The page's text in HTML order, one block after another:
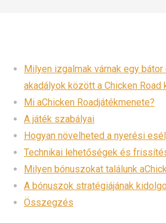
Milyen izgalmak várnak egy
akadályok között a Chicken Road
Mi aChicken Roadjátékmenete?
A játék szabályai
Hogyan növelheted a nyerési
Technikai lehetőségek és
Milyen bónuszokat találunk
A bónuszok stratégiájának
Összegzés